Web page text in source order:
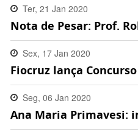
Ter, 21 Jan 2020
16:06:00 -0300
Nota de Pesar: Prof.
Sex, 17 Jan 2020
11:46:00 -0300
Fiocruz lança
Seg, 06 Jan 2020
17:35:00 -0300
Ana Maria Primavesi: